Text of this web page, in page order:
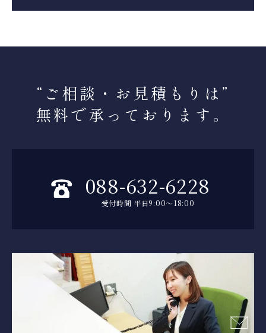
“ご相談・お見積もりは ”
無料で承っております。
088-632-6228
受付時間 平日9:00～18:00